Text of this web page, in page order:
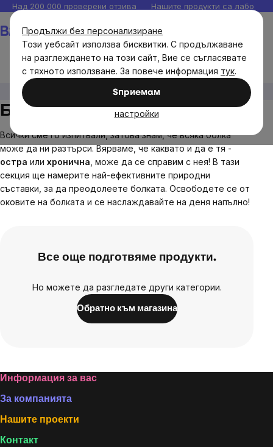
Продължи без персонализиране
Този уебсайт използва бисквитки. С продължаване
на разглеждането на този сайт, Вие се съгласявате
с тяхното използване. За повече информация тук.
Sпpиeмaм
настройки
Прескочи
към
съдържанието
Над 200 000 проверени отзива Нашите продукти са
Здравословни проблеми
Болка
Всички сме го изпитвали, затова знам, че всяка болка
може да ни разтърси. Вярваме, че каквато и да е тя -
остра или хронична , може да се справим с нея! В тази
секция ще намерите най-ефективните природни
съставки, за да преодолеете болката. Освободете се от
оковите на болката и се наслаждавайте на деня напълно!
Все още подготвяме продукти.
Но можете да разгледате други категории.
Обратно към магазина
Footer
Информация за вас
За компанията
Нашите проекти
Контакт